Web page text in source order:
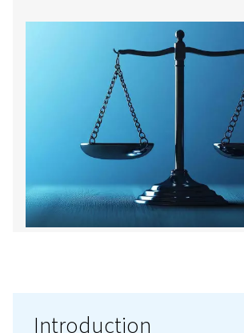
de coûts et de maintenance.
Nous contacter!